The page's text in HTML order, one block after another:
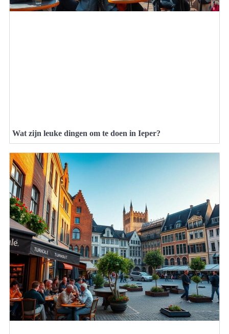
Wat zijn leuke dingen om te doen in Ieper?